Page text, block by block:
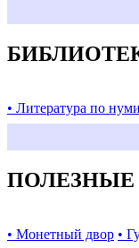
• Литература по
ПОЛЕЗНЫЕ
• Монетный двор •